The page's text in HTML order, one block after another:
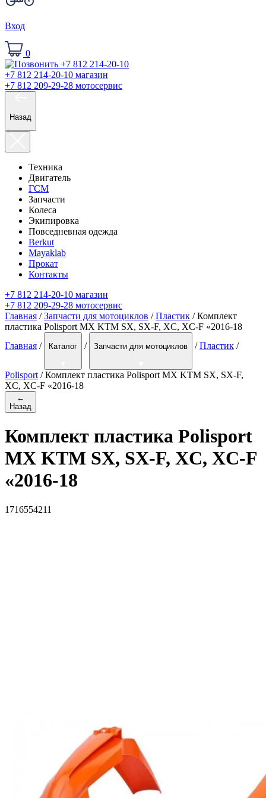
Вход
0
+7 812 214-20-10 магазин
+7 812 209-29-28 мотосервис
Назад
Техника
Двигатель
ГСМ
Запчасти
Колеса
Экипировка
Повседневная одежда
Berkut
Mayaklab
Прокат
Контакты
+7 812 214-20-10 магазин
+7 812 209-29-28 мотосервис
Главная /Запчасти для мотоциклов /Пластик / Комплект
пластика Polisport MX KTM SX, SX-F, XC, XC-F «2016-18
Главная / Каталог / Запчасти для мотоциклов / Пластик /
Polisport / Комплект пластика Polisport MX KTM SX, SX-F,
XC, XC-F «2016-18
←
Назад
Комплект пластика Polisport
MX KTM SX, SX-F, XC, XC-F
«2016-18
1716554211